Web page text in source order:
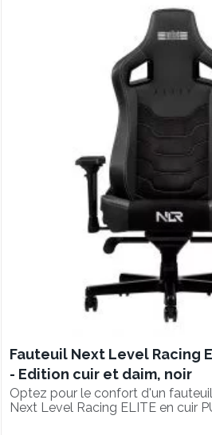
Fauteuil Next Level Racing
- Edition cuir et daim, noir
Optez pour le confort d'un fauteuil
Next Level Racing ELITE en cuir